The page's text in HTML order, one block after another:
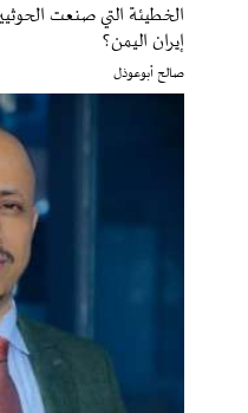
الخطيئة التي صنعت
إيران اليمن؟
صالح أبوعوذل